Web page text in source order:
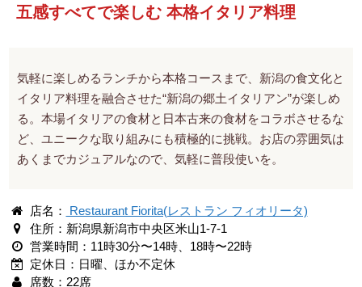
五感すべてで楽しむ 本格イタリア料理
気軽に楽しめるランチから本格コースまで、新潟の食文化と
イタリア料理を融合させた“新潟の郷土イタリアン”が楽しめ
る。本場イタリアの食材と日本古来の食材をコラボさせるな
ど、ユニークな取り組みにも積極的に挑戦。お店の雰囲気は
あくまでカジュアルなので、気軽に普段使いを。
店名：
Restaurant Fiorita(レストラン フィオリータ)
住所：新潟県新潟市中央区米山1-7-1
営業時間：11時30分〜14時、18時〜22時
定休日：日曜、ほか不定休
席数：22席